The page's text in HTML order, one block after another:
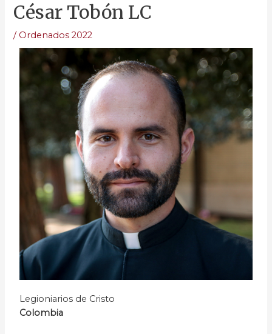
César Tobón LC
/ Ordenados 2022
Legioniarios de Cristo
Colombia